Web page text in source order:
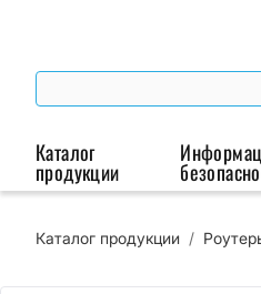
Каталог
продукции
Беспроводная связь
Каталог продукции /